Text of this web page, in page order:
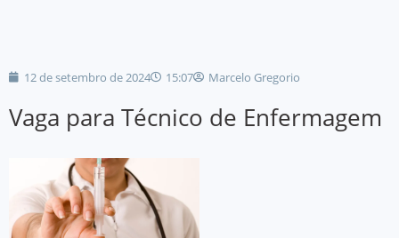
12 de setembro de 2024 15:07 Marcelo Gregorio
Vaga para Técnico de Enfermagem